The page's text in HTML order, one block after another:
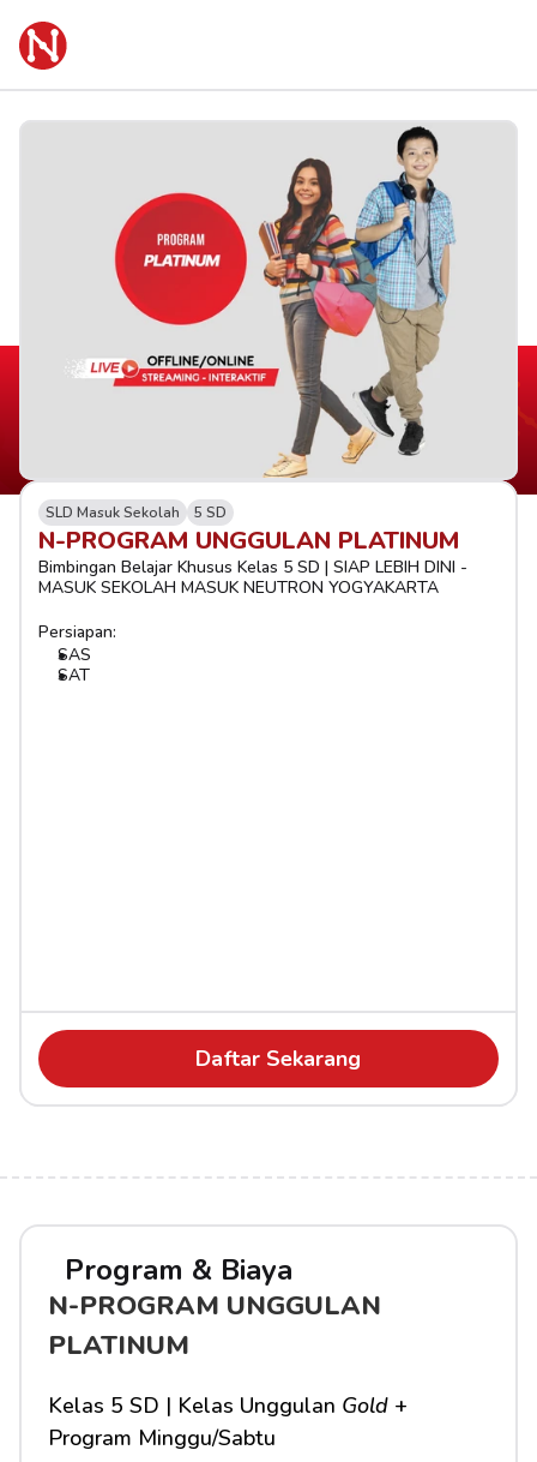
SLD Masuk Sekolah 5 SD
N-PROGRAM UNGGULAN PLATINUM
Bimbingan Belajar Khusus Kelas 5 SD | SIAP LEBIH DINI -
MASUK SEKOLAH MASUK NEUTRON YOGYAKARTA
Persiapan:
SAS
SAT
Daftar Sekarang
Program & Biaya
N-PROGRAM UNGGULAN
PLATINUM
Kelas 5 SD | Kelas Unggulan Gold +
Program Minggu/Sabtu